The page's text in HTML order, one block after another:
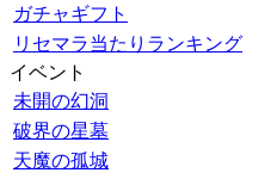
ガチャギフト
リセマラ当たりランキング
イベント
未開の幻洞
破界の星墓
天魔の孤城